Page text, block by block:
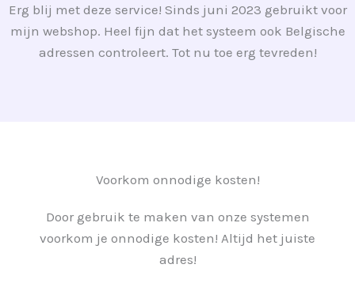
Erg blij met deze service! Sinds juni 2023 gebruikt voor
mijn webshop. Heel fijn dat het systeem ook Belgische
adressen controleert. Tot nu toe erg tevreden!
Voorkom onnodige kosten!
Door gebruik te maken van onze systemen
voorkom je onnodige kosten! Altijd het juiste
adres!